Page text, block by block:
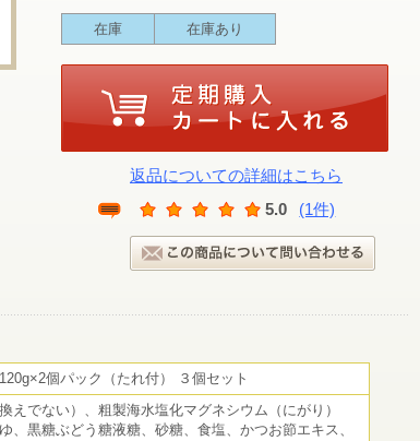
在庫 在庫あり
返品についての詳細はこちら
5.0
(1件)
個パック（たれ付） ３個セット
えでない）、粗製海水塩化マグネシウム（にがり）
、黒糖ぶどう糖液糖、砂糖、食塩、かつお節エキス、